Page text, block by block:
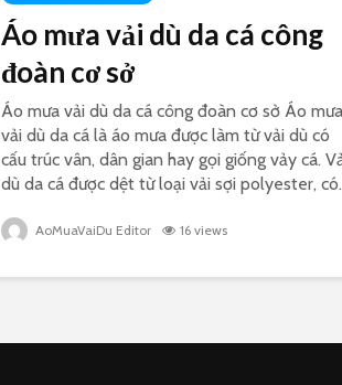
Áo mưa vải dù da cá công
đoàn cơ sở
Áo mưa vải dù da cá công đoàn cơ sở Áo mưa
vải dù da cá là áo mưa được làm từ vải dù có
cấu trúc vân, dân gian hay gọi giống vảy cá.
dù da cá được dệt từ loại vải sợi polyester,
AoMuaVaiDu Editor 16 views